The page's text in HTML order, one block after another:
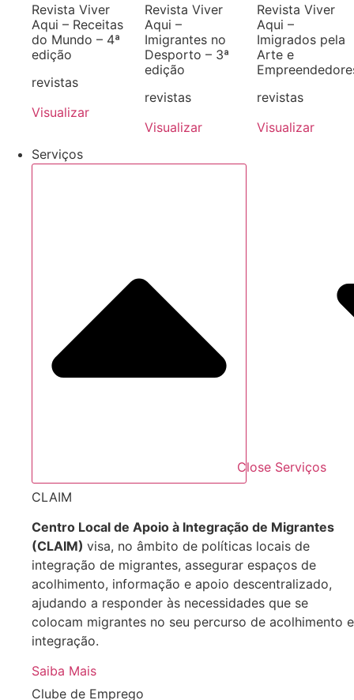
Revista Viver
Aqui – Receitas
do Mundo – 4ª
edição
revistas
Visualizar
Revista Viver
Aqui –
Imigrantes no
Desporto – 3ª
edição
revistas
Visualizar
Revista Viver
Aqui –
Imigrados pela
Arte e
revistas
Visualizar
Serviços
Close Serviços
CLAIM
Centro Local de Apoio à Integração de Migrantes
(CLAIM) visa, no âmbito de políticas locais de
integração de migrantes, assegurar espaços de
acolhimento, informação e apoio descentralizado,
ajudando a responder às necessidades que se
colocam migrantes no seu percurso de acolhimento e
integração.
Saiba Mais
Clube de Emprego